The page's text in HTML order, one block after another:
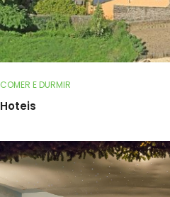
COMER E DURMIR
Hoteis